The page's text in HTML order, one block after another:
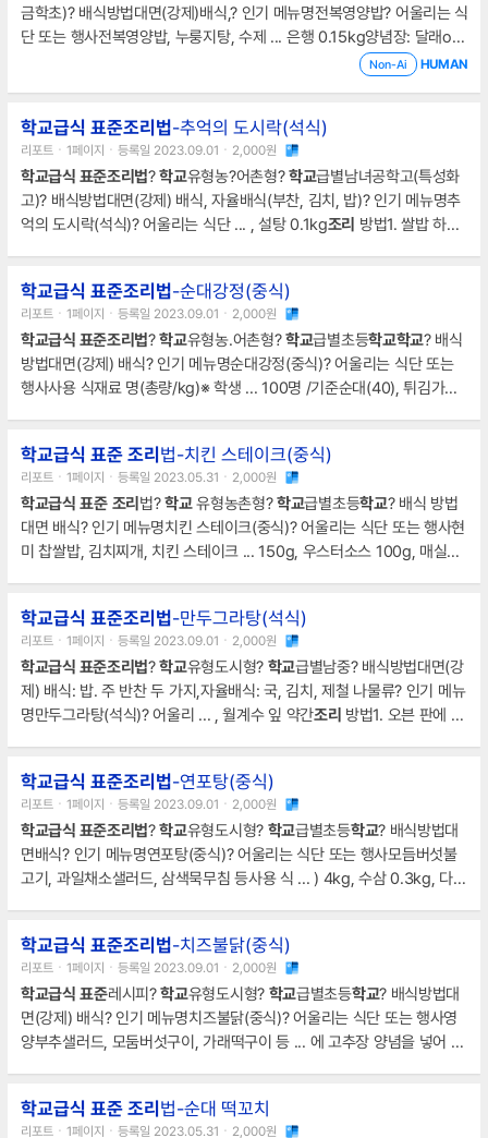
금학초)? 배식방법대면(강제)배식,? 인기 메뉴명전복영양밥? 어울리는 식
단 또는 행사전복영양밥, 누룽지탕, 수제 ... 은행 0.15kg양념장: 달래or
부추, 당근&양파&실파&마늘 조금씩, 간장, 참깨, 참기름, 설탕, 고춧가루
Non-Ai HUMAN
학교급식 표준조리법-추억의 도시락(석식)
리포트ㆍ1페이지ㆍ등록일 2023.09.01ㆍ2,000원
학교급식 표준조리법?학교유형농?어촌형?학교급별남녀공학고(특성화
고)? 배식방법대면(강제) 배식, 자율배식(부찬, 김치, 밥)? 인기 메뉴명추
억의 도시락(석식)? 어울리는 식단 ... , 설탕 0.1kg조리 방법1. 쌀밥 하기
김 가루, 고추장, 참기름을 넣고 밥과 함께 배식해주세요.나만의 요리법또
는참고 사항1. 은박지 포일은 위생적이지 않아서 비빔밥용 큰 대접으로 해
서 비빔밥처럼 세팅
학교급식 표준조리법-순대강정(중식)
리포트ㆍ1페이지ㆍ등록일 2023.09.01ㆍ2,000원
학교급식 표준조리법?학교유형농.어촌형?학교급별초등학교학교? 배식
방법대면(강제) 배식? 인기 메뉴명순대강정(중식)? 어울리는 식단 또는
행사사용 식재료 명(총량/kg)※ 학생 ... 100명 /기준순대(40), 튀김가루
를 콩기름에 튀겨낸다.4. 토마토케첩, 고추장, 물엿을 넣고 강정 소스를
만든다.5. 순대 튀김과 강정소스를 버무리고 땅콩 가루를 뿌려준다.나만
의 요리법또는참고
학교급식 표준 조리 법-치킨 스테이크(중식)
리포트ㆍ1페이지ㆍ등록일 2023.05.31ㆍ2,000원
학교급식 표준 조리 법?학교유형농촌형?학교급별초등학교? 배식 방법
대면 배식? 인기 메뉴명치킨 스테이크(중식)? 어울리는 식단 또는 행사현
미 찹쌀밥, 김치찌개, 치킨 스테이크 ... 150g, 우스터소스 100g, 매실청
학교급식 표준조리법-만두그라탕(석식)
리포트ㆍ1페이지ㆍ등록일 2023.09.01ㆍ2,000원
학교급식 표준조리법?학교유형도시형? 학교급별남중? 배식방법대면(강
제) 배식: 밥. 주 반찬 두 가지,자율배식: 국, 김치, 제철 나물류? 인기 메뉴
명만두그라탕(석식)? 어울리 ... , 월계수 잎 약간조리 방법1. 오븐 판에 콩
학교급식 표준조리법-연포탕(중식)
리포트ㆍ1페이지ㆍ등록일 2023.09.01ㆍ2,000원
학교급식 표준조리법?학교유형도시형? 학교급별초등학교? 배식방법대
면배식? 인기 메뉴명연포탕(중식)? 어울리는 식단 또는 행사모듬버섯불
고기, 과일채소샐러드, 삼색묵무침 등사용 식 ... ) 4kg, 수삼 0.3kg, 다시
학교급식 표준조리법-치즈불닭(중식)
리포트ㆍ1페이지ㆍ등록일 2023.09.01ㆍ2,000원
학교급식 표준레시피?학교유형도시형? 학교급별초등학교? 배식방법대
면(강제) 배식? 인기 메뉴명치즈불닭(중식)? 어울리는 식단 또는 행사영
양부추샐러드, 모둠버섯구이, 가래떡구이 등 ... 에 고추장 양념을 넣어 매
낸다.나만의 요리법또는참고 사항1. 닭갈비를 나누어 담을 때 되도록 얕게
학교급식 표준 조리 법-순대 떡꼬치
리포트ㆍ1페이지ㆍ등록일 2023.05.31ㆍ2,000원